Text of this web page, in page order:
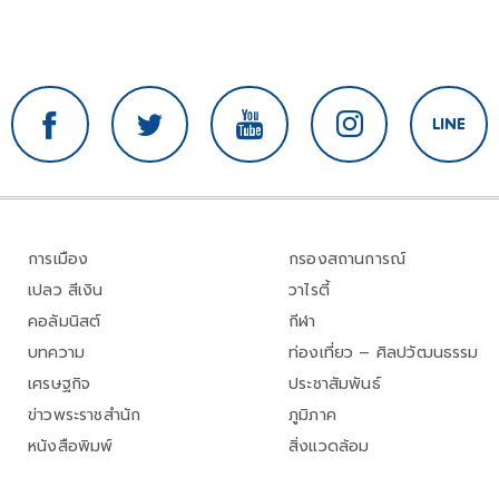
การเมือง
เปลว สีเงิน
คอลัมนิสต์
บทความ
เศรษฐกิจ
ข่าวพระราชสำนัก
หนังสือพิมพ์
กรองสถานการณ์
วาไรตี้
กีฬา
ท่องเที่ยว – ศิลปวัฒนธรรม
ประชาสัมพันธ์
ภูมิภาค
สิ่งแวดล้อม